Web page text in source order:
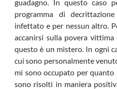
guadagno. In questo caso
programma di
infettato e per nessun altro.
accanirsi sulla povera
questo è un mistero. In ogni
cui sono personalmente
mi sono occupato per
sono risolti in maniera